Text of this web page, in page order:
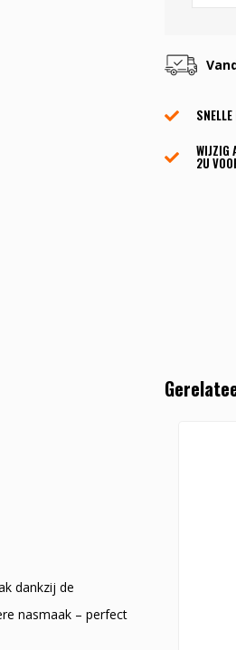
WIJZIG
2U
dankzij de
nasmaak – perfect